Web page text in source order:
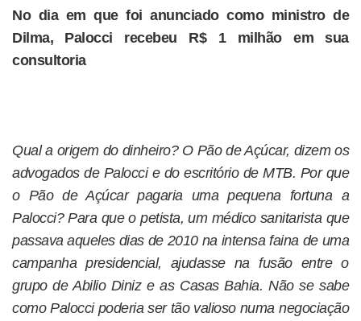
No dia em que foi anunciado como ministro de
Dilma, Palocci recebeu R$ 1 milhão em sua
consultoria
Qual a origem do dinheiro? O Pão de Açúcar, dizem os
advogados de Palocci e do escritório de MTB. Por que
o Pão de Açúcar pagaria uma pequena fortuna a
Palocci? Para que o petista, um médico sanitarista que
passava aqueles dias de 2010 na intensa faina de uma
campanha presidencial, ajudasse na fusão entre o
grupo de Abilio Diniz e as Casas Bahia. Não se sabe
como Palocci poderia ser tão valioso numa negociação